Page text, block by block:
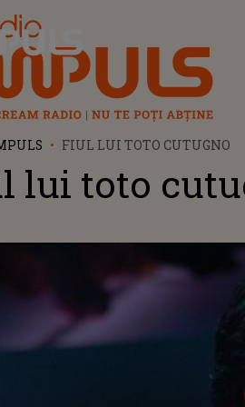
FIUL LUI TOTO CUTUGNO
lui toto